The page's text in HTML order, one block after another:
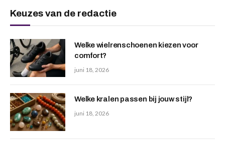
Keuzes van de redactie
Welke wielrenschoenen kiezen voor
comfort?
juni 18, 2026
Welke kralen passen bij jouw stijl?
juni 18, 2026